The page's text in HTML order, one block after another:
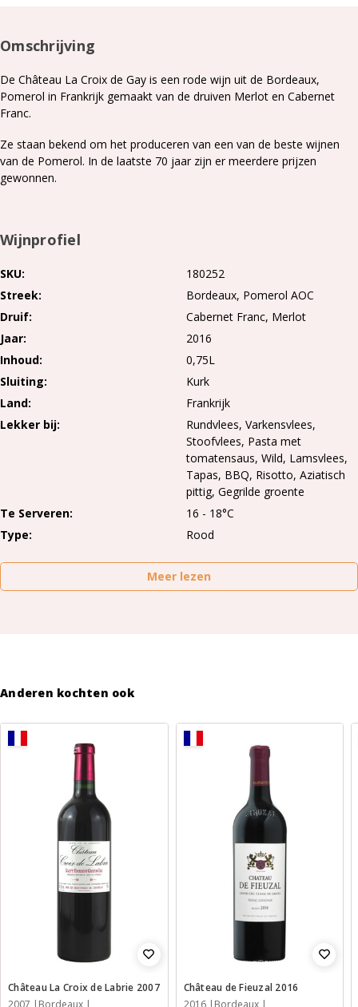
Omschrijving
De Château La Croix de Gay is een rode wijn uit de Bordeaux,
Pomerol in Frankrijk gemaakt van de druiven Merlot en Cabernet
Franc.
Ze staan bekend om het produceren van een van de beste wijnen
van de Pomerol. In de laatste 70 jaar zijn er meerdere prijzen
gewonnen.
Wijnprofiel
SKU
180252
Streek
Bordeaux Pomerol AOC
Druif
Cabernet Franc Merlot
Jaar
2016
Inhoud
0,75L
Sluiting
Kurk
Land
Frankrijk
Lekker bij
Rundvlees, Varkensvlees,
Stoofvlees, Pasta met
tomatensaus, Wild, Lamsvlees,
Tapas, BBQ, Risotto, Aziatisch
pittig, Gegrilde groente
Te Serveren
16 - 18°C
Type
Rood
Meer lezen
Anderen kochten ook
Château La Croix de Labrie 2007
2007
Bordeaux
Château de Fieuzal 2016
2016
Bordeaux